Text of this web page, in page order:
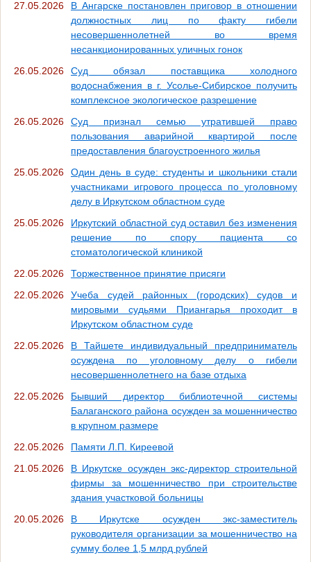
27.05.2026
В Ангарске постановлен приговор в отношении
должностных лиц по факту гибели
несовершеннолетней во время
несанкционированных уличных гонок
26.05.2026
Суд обязал поставщика холодного
водоснабжения в г. Усолье-Сибирское получить
комплексное экологическое разрешение
26.05.2026
Суд признал семью утратившей право
пользования аварийной квартирой после
предоставления благоустроенного жилья
25.05.2026
Один день в суде: студенты и школьники стали
участниками игрового процесса по уголовному
делу в Иркутском областном суде
25.05.2026
Иркутский областной суд оставил без изменения
решение по спору пациента со
стоматологической клиникой
22.05.2026
Торжественное принятие присяги
22.05.2026
Учеба судей районных (городских) судов и
мировыми судьями Приангарья проходит в
Иркутском областном суде
22.05.2026
В Тайшете индивидуальный предприниматель
осуждена по уголовному делу о гибели
несовершеннолетнего на базе отдыха
22.05.2026
Бывший директор библиотечной системы
Балаганского района осужден за мошенничество
в крупном размере
22.05.2026
Памяти Л.П. Киреевой
21.05.2026
В Иркутске осужден экс-директор строительной
фирмы за мошенничество при строительстве
здания участковой больницы
20.05.2026
В Иркутске осужден экс-заместитель
руководителя организации за мошенничество на
сумму более 1,5 млрд рублей